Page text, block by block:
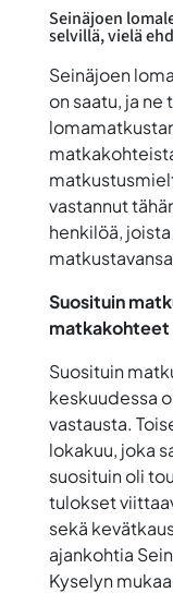
Seinäjoen
selvillä, vielä
Seinäjoen
on saatu, ja
vastannut
henkilöä,
Suosituin
matkakohteet
Suosituin
keskuudessa
vastausta.
lokakuu, joka
suosituin oli
tulokset
sekä
ajankohtia
Kyselyn